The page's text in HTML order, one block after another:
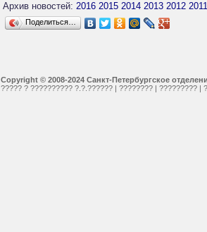
Архив новостей: 2016 2015 2014 2013 2012 2011
Поделиться…
Copyright © 2008-2024 Санкт-Петербургское
????? ? ?????????? ?.?.?????? | ???????? | ????????? |